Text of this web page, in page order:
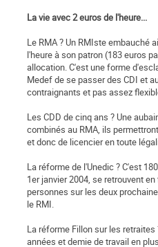
La vie avec 2 euros de l'heure...
Le RMA ? Un RMIste embauché
l'heure à son patron (183 euros
allocation. C'est une forme
Medef de se passer des CDI et
contraignants et pas assez
Les CDD de cinq ans ? Une
combinés au RMA, ils
et donc de licencier en toute
La réforme de l'Unedic ? C'est
1er janvier 2004, se retrouvent
personnes sur les deux
le RMI.
La réforme Fillon sur les
années et demie de travail en